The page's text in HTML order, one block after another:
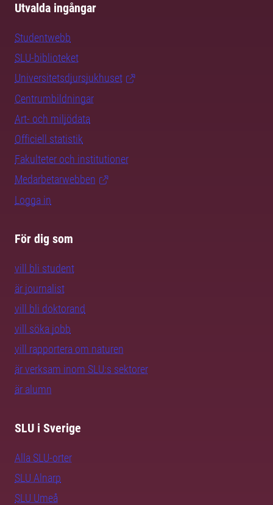
Utvalda ingångar
Studentwebb
SLU-biblioteket
Universitetsdjursjukhuset
Centrumbildningar
Art- och miljödata
Officiell statistik
Fakulteter och institutioner
Medarbetarwebben
Logga in
För dig som
vill bli student
är journalist
vill bli doktorand
vill söka jobb
vill rapportera om naturen
är verksam inom SLU:s sektorer
är alumn
SLU i Sverige
Alla SLU-orter
SLU Alnarp
SLU Umeå